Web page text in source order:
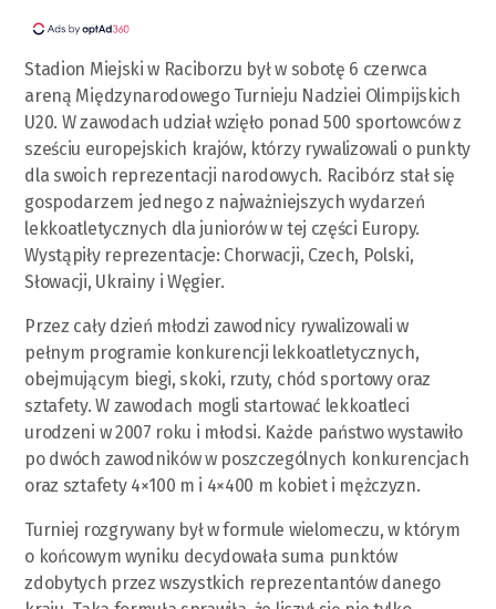
Stadion Miejski w Raciborzu był w sobotę 6 czerwca
areną Międzynarodowego Turnieju Nadziei Olimpijskich
U20. W zawodach udział wzięło ponad 500 sportowców z
sześciu europejskich krajów, którzy rywalizowali o punkty
dla swoich reprezentacji narodowych. Racibórz stał się
gospodarzem jednego z najważniejszych wydarzeń
lekkoatletycznych dla juniorów w tej części Europy.
Wystąpiły reprezentacje: Chorwacji, Czech, Polski,
Słowacji, Ukrainy i Węgier.
Przez cały dzień młodzi zawodnicy rywalizowali w
pełnym programie konkurencji lekkoatletycznych,
obejmującym biegi, skoki, rzuty, chód sportowy oraz
sztafety. W zawodach mogli startować lekkoatleci
urodzeni w 2007 roku i młodsi. Każde państwo wystawiło
po dwóch zawodników w poszczególnych konkurencjach
oraz sztafety 4×100 m i 4×400 m kobiet i mężczyzn.
Turniej rozgrywany był w formule wielomeczu, w którym
o końcowym wyniku decydowała suma punktów
zdobytych przez wszystkich reprezentantów danego